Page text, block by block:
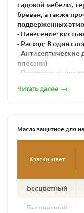
садовой мебели,
бревен, а также
подверженных
- Нанесение: кистью
- Расход: В один
- Антисептические
плесени)
- Поверхность:
поверхностей,
атмосферной
заборы, террасы,
защитный слой.
придает
Читать далее
Масло защитное для
Краски: цвет
Бесцветный
Бесцветный